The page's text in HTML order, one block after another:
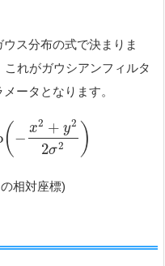
ス分布の式で決まりま
れがガウシアンフィルタ
ータとなります。
( −
x2 + y2
2σ2 )
相対座標)